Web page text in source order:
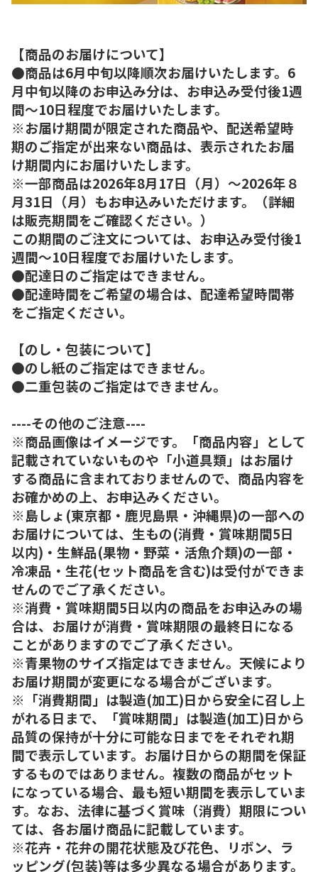
【商品のお届けについて】
●商品は6月中旬以降順次お届けいたします。6
月中旬以降のお申込み分は、お申込み受付後1週
間～10日程度でお届けいたします。
※お届け期間が限定された商品や、配送希望時
期のご指定が出来ない商品は、表示されたお届
け期間内にお届けいたします。
※一部商品は2026年8月17日（月）～2026年８
月31日（月）もお申込みいただけます。（詳細
は販売期間をご確認ください。）
この期間のご注文については、お申込み受付後1
週間～10日程度でお届けいたします。
●配達日のご指定はできません。
●配達時間をご希望の場合は、配達希望時間帯
をご指定ください。
【のし・包装について】
●のし紙のご指定はできません。
●二重包装のご指定はできません。
----その他のご注意----
※商品画像はイメージです。「商品内容」として
記載されていないものや「小道具類」はお届け
する商品に含まれておりませんので、商品内容を
お確かめの上、お申込みください。
※島しょ(東京都・鹿児島県・沖縄県)の一部への
お届けについては、生もの(消費・賞味期間5日
以内)・生鮮品(果物・野菜・活魚介類)の一部・
冷凍品・生花(セット商品を含む)は受付ができま
せんのでご了承ください。
※消費・賞味期間5日以内の商品をお申込みの場
合は、お届けが消費・賞味期限の最終日になる
ことがありますのでご了承ください。
※青果物のサイズ指定はできません。天候により
お届け期間が変更になる場合がございます。
※「消費期間」は製造(加工)日から安全に召し上
がれる日まで、「賞味期間」は製造(加工)日から
品質の保持が十分に可能な日までをそれぞれ期
間で表示しています。お届け日からの期間を保証
するものではありません。複数の商品がセット
になっている場合、最も短い期間を表示していま
す。なお、法律に基づく賞味（消費）期限につい
ては、各お届け商品に記載しています。
※花卉・花弁の開花状態及び花色、リボン、ラ
ッピング(包装)等は多少異なる場合があります。